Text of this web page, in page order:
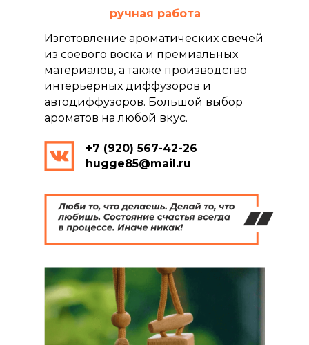
Изготовление ароматических свечей
из соевого воска и премиальных
материалов, а также производство
интерьерных диффузоров и
автодиффузоров. Большой выбор
ароматов на любой вкус.
+7 (920) 567-42-26
hugge85@mail.ru
ручная работа